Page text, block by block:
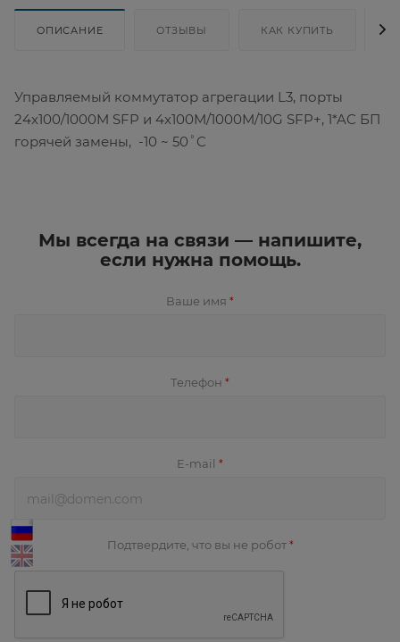
ОПИСАНИЕ ОТЗЫВЫ КАК КУПИТЬ
Управляемый коммутатор агрегации L3, порты
24x100/1000M SFP и 4x100M/1000M/10G SFP+, 1*AC БП
горячей замены, -10 ~ 50˚C
Мы всегда на связи — напишите,
если нужна помощь.
Ваше имя *
Телефон *
E-mail *
Подтвердите, что вы не робот *